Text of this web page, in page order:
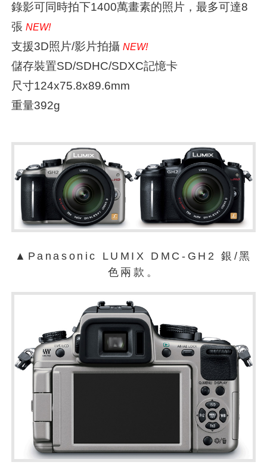
錄影可同時拍下1400萬畫素的照片，最多可達8
張NEW!
支援3D照片/影片拍攝NEW!
儲存裝置SD/SDHC/SDXC記憶卡
尺寸124x75.8x89.6mm
重量392g
▲Panasonic LUMIX DMC-GH2 銀/黑
色兩款。